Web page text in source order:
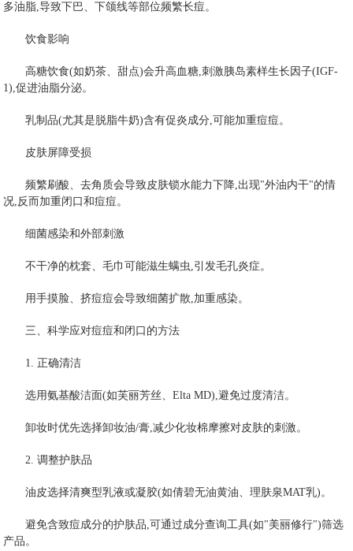
多油脂,导致下巴、下颌线等部位频繁长痘。
饮食影响
高糖饮食(如奶茶、甜点)会升高血糖,刺激胰岛素样生长因子(IGF-
1),促进油脂分泌。
乳制品(尤其是脱脂牛奶)含有促炎成分,可能加重痘痘。
皮肤屏障受损
频繁刷酸、去角质会导致皮肤锁水能力下降,出现"外油内干"的情
况,反而加重闭口和痘痘。
细菌感染和外部刺激
不干净的枕套、毛巾可能滋生螨虫,引发毛孔炎症。
用手摸脸、挤痘痘会导致细菌扩散,加重感染。
三、科学应对痘痘和闭口的方法
1. 正确清洁
选用氨基酸洁面(如芙丽芳丝、Elta MD),避免过度清洁。
卸妆时优先选择卸妆油/膏,减少化妆棉摩擦对皮肤的刺激。
2. 调整护肤品
油皮选择清爽型乳液或凝胶(如倩碧无油黄油、理肤泉MAT乳)。
避免含致痘成分的护肤品,可通过成分查询工具(如"美丽修行")筛选
产品。